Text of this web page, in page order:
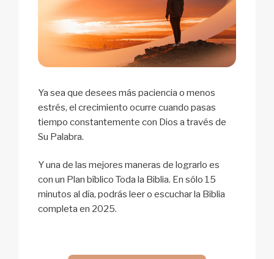
Ya sea que desees más paciencia o menos
estrés, el crecimiento ocurre cuando pasas
tiempo constantemente con Dios a través de
Su Palabra.
Y una de las mejores maneras de lograrlo es
con un Plan bíblico Toda la Biblia. En sólo 15
minutos al día, podrás leer o escuchar la Biblia
completa en 2025.